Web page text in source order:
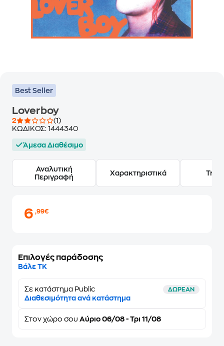
Best Seller
Loverboy
2
(1)
ΚΩΔΙΚΟΣ: 1444340
Άμεσα Διαθέσιμο
Αναλυτική
Περιγραφή
Χαρακτηριστικά
6,99€
Επιλογές παράδοσης
Βάλε ΤΚ
Σε κατάστημα Public ΔΩΡΕΑΝ
Διαθεσιμότητα ανά κατάστημα
Στον χώρο σου Αύριο 06/08 - Τρι 11/08